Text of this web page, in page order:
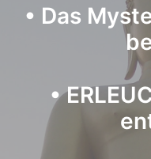
• Das
•